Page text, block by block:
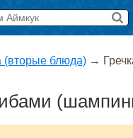
(вторые блюда) →